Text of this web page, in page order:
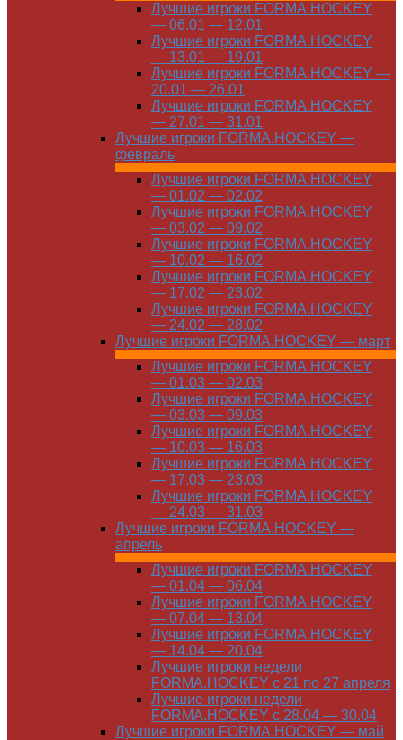
Лучшие игроки FORMA.HOCKEY
— 06.01 — 12.01
Лучшие игроки FORMA.HOCKEY
— 13.01 — 19.01
Лучшие игроки FORMA.HOCKEY —
20.01 — 26.01
Лучшие игроки FORMA.HOCKEY
— 27.01 — 31.01
Лучшие игроки FORMA.HOCKEY —
февраль
Лучшие игроки FORMA.HOCKEY
— 01.02 — 02.02
Лучшие игроки FORMA.HOCKEY
— 03.02 — 09.02
Лучшие игроки FORMA.HOCKEY
— 10.02 — 16.02
Лучшие игроки FORMA.HOCKEY
— 17.02 — 23.02
Лучшие игроки FORMA.HOCKEY
— 24.02 — 28.02
Лучшие игроки FORMA.HOCKEY — март
Лучшие игроки FORMA.HOCKEY
— 01.03 — 02.03
Лучшие игроки FORMA.HOCKEY
— 03.03 — 09.03
Лучшие игроки FORMA.HOCKEY
— 10.03 — 16.03
Лучшие игроки FORMA.HOCKEY
— 17.03 — 23.03
Лучшие игроки FORMA.HOCKEY
— 24.03 — 31.03
Лучшие игроки FORMA.HOCKEY —
апрель
Лучшие игроки FORMA.HOCKEY
— 01.04 — 06.04
Лучшие игроки FORMA.HOCKEY
— 07.04 — 13.04
Лучшие игроки FORMA.HOCKEY
— 14.04 — 20.04
Лучшие игроки недели
FORMA.HOCKEY с 21 по 27 апреля
Лучшие игроки недели
FORMA.HOCKEY с 28.04 — 30.04
Лучшие игроки FORMA.HOCKEY — май